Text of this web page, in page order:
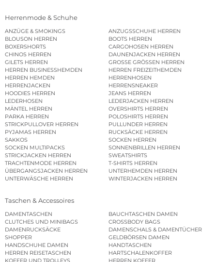
Herrenmode & Schuhe
ANZÜGE & SMOKINGS
ANZUGSSCHUHE HERREN
BLOUSON HERREN
BOOTS HERREN
BOXERSHORTS
CARGOHOSEN HERREN
CHINOS HERREN
DAUNENJACKEN HERREN
GILETS HERREN
GROSSE GRÖSSEN HERREN
HERREN BUSINESSHEMDEN
HERREN FREIZEITHEMDEN
HERREN HEMDEN
HERRENHOSEN
HERRENJACKEN
HERRENSNEAKER
HOODIES HERREN
JEANS HERREN
LEDERHOSEN
LEDERJACKEN HERREN
MÄNTEL HERREN
OVERSHIRTS HERREN
PARKA HERREN
POLOSHIRTS HERREN
STRICKPULLOVER HERREN
PULLUNDER HERREN
PYJAMAS HERREN
RUCKSÄCKE HERREN
SAKKOS
SOCKEN HERREN
SOCKEN MULTIPACKS
SONNENBRILLEN HERREN
STRICKJACKEN HERREN
SWEATSHIRTS
TRACHTENMODE HERREN
T-SHIRTS HERREN
ÜBERGANGSJACKEN HERREN
UNTERHEMDEN HERREN
UNTERWÄSCHE HERREN
WINTERJACKEN HERREN
Taschen & Accessoires
DAMENTASCHEN
BAUCHTASCHEN DAMEN
CLUTCHES UND MINIBAGS
CROSSBODY BAGS
DAMENRUCKSÄCKE
DAMENSCHALS & DAMENTÜCHER
SHOPPER
GELDBÖRSEN DAMEN
HANDSCHUHE DAMEN
HANDTASCHEN
HERREN REISETASCHEN
HARTSCHALENKOFFER
KOFFER UND TROLLEYS
HERREN KOFFER